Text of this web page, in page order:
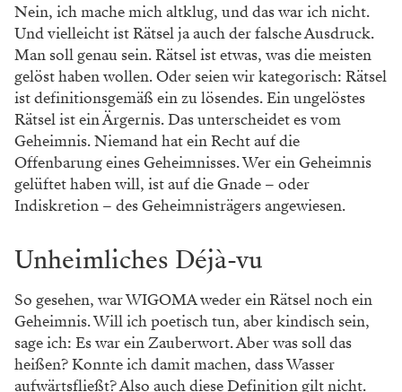
Nein, ich mache mich altklug, und das war ich nicht.
Und vielleicht ist Rätsel ja auch der falsche Ausdruck.
Man soll genau sein. Rätsel ist etwas, was die meisten
gelöst haben wollen. Oder seien wir kategorisch: Rätsel
ist definitionsgemäß ein zu lösendes. Ein ungelöstes
Rätsel ist ein Ärgernis. Das unterscheidet es vom
Geheimnis. Niemand hat ein Recht auf die
Offenbarung eines Geheimnisses. Wer ein Geheimnis
gelüftet haben will, ist auf die Gnade – oder
Indiskretion – des Geheimnisträgers angewiesen.
Unheimliches Déjà-vu
So gesehen, war WIGOMA weder ein Rätsel noch ein
Geheimnis. Will ich poetisch tun, aber kindisch sein,
sage ich: Es war ein Zauberwort. Aber was soll das
heißen? Konnte ich damit machen, dass Wasser
aufwärtsfließt? Also auch diese Definition gilt nicht.